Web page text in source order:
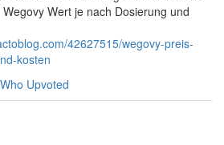
Wert je nach Dosierung und
42627515/wegovy-preis-
kosten
Who Upvoted